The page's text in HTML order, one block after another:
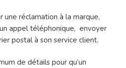
une réclamation à la marque,
appel téléphonique, envoyer
postal à son service client.
de détails pour qu’un